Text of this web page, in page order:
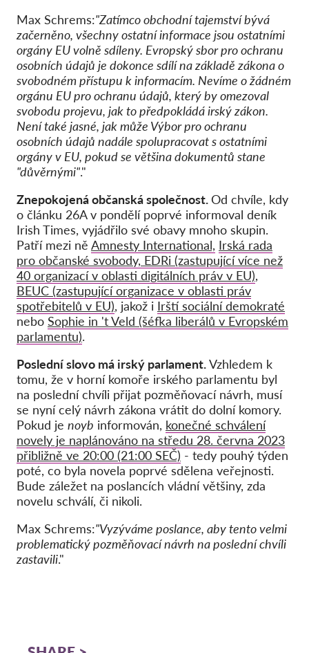
Max Schrems:"Zatímco obchodní tajemství bývá
začerněno, všechny ostatní informace jsou ostatními
orgány EU volně sdíleny. Evropský sbor pro ochranu
osobních údajů je dokonce sdílí na základě zákona o
svobodném přístupu k informacím. Nevíme o žádném
orgánu EU pro ochranu údajů, který by omezoval
svobodu projevu, jak to předpokládá irský zákon.
Není také jasné, jak může Výbor pro ochranu
osobních údajů nadále spolupracovat s ostatními
orgány v EU, pokud se většina dokumentů stane
"důvěrnými"."
Znepokojená občanská společnost.Od chvíle, kdy
o článku 26A v pondělí poprvé informoval deník
Irish Times, vyjádřilo své obavy mnoho skupin.
Patří mezi ně Amnesty International, Irská rada
pro občanské svobody, EDRi (zastupující více než
40 organizací v oblasti digitálních práv v EU),
BEUC (zastupující organizace v oblasti práv
spotřebitelů v EU), jakož i Irští sociální demokraté
nebo Sophie in 't Veld (šéfka liberálů v Evropském
parlamentu).
Poslední slovo má irský parlament.Vzhledem k
tomu, že v horní komoře irského parlamentu byl
na poslední chvíli přijat pozměňovací návrh, musí
se nyní celý návrh zákona vrátit do dolní komory.
Pokud je noyb informován, konečné schválení
novely je naplánováno na středu 28. června 2023
přibližně ve 20:00 (21:00 SEČ) - tedy pouhý týden
poté, co byla novela poprvé sdělena veřejnosti.
Bude záležet na poslancích vládní většiny, zda
novelu schválí, či nikoli.
Max Schrems:"Vyzýváme poslance, aby tento velmi
problematický pozměňovací návrh na poslední chvíli
zastavili."